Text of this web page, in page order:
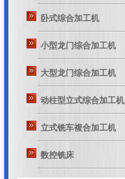
卧式综合加工机
小型龙门综合加工机
大型龙门综合加工机
动柱型立式综合加工机
立式铣车複合加工机
数控铣床